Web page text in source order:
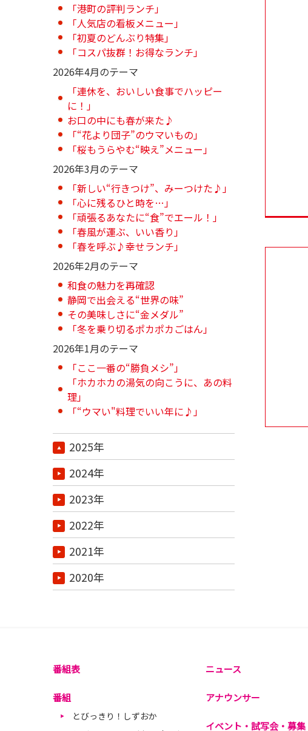
「港町の評判ランチ」
「人気店の看板メニュー」
「初夏のどんぶり特集」
「コスパ抜群！お得なランチ」
2026年4月のテーマ
「連休を、おいしい食事でハッピー
に！」
お口の中にも春が来た♪
「“花より団子”のウマいもの」
「桜もうらやむ“映え”メニュー」
2026年3月のテーマ
「新しい“行きつけ”、みーつけた♪」
「心に残るひと時を…」
「頑張るあなたに“食”でエール！」
「春風が運ぶ、いい香り」
「春を呼ぶ♪幸せランチ」
2026年2月のテーマ
和食の魅力を再確認
静岡で出会える“世界の味”
その美味しさに“金メダル”
「冬を乗り切るポカポカごはん」
2026年1月のテーマ
「ここ一番の“勝負メシ”」
「ホカホカの湯気の向こうに、あの料
理」
「“ウマい"料理でいい年に♪」
2025年
2024年
2023年
2022年
2021年
2020年
番組表
番組
とびっきり！しずおか
ニュース
アナウンサー
イベント・試写会・募集